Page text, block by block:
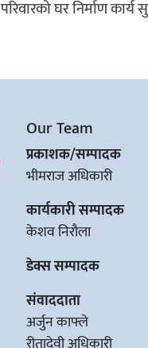
परिवारको घर निर्माण कार्य
Our Team
प्रकाशक/सम्पादक
भीमराज अधिकारी
कार्यकारी सम्पादक
केशव निरौला
डेक्स सम्पादक
संवाददाता
अर्जुन काफ्ले